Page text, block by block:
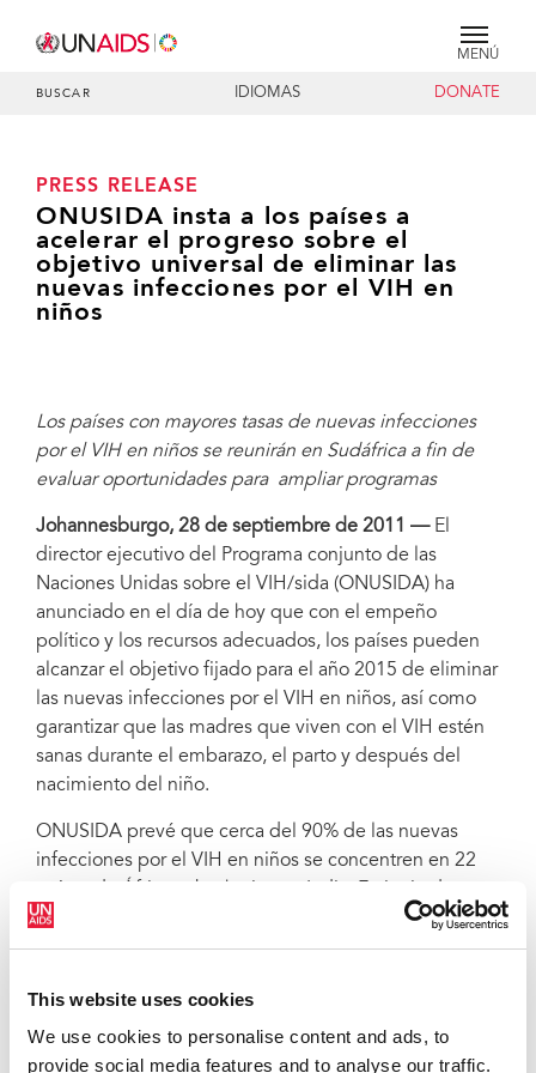
This website uses cookies
We use cookies to personalise content and ads, to
provide social media features and to analyse our traffic.
MENÚ
BUSCAR IDIOMAS DONATE
PRESS RELEASE
ONUSIDA insta a los países a
acelerar el progreso sobre el
objetivo universal de eliminar las
nuevas infecciones por el VIH en
niños
Los países con mayores tasas de nuevas infecciones
por el VIH en niños se reunirán en Sudáfrica a fin de
evaluar oportunidades para ampliar programas
Johannesburgo, 28 de septiembre de 2011 — El
director ejecutivo del Programa conjunto de las
Naciones Unidas sobre el VIH/sida (ONUSIDA) ha
anunciado en el día de hoy que con el empeño
político y los recursos adecuados, los países pueden
alcanzar el objetivo fijado para el año 2015 de eliminar
las nuevas infecciones por el VIH en niños, así como
garantizar que las madres que viven con el VIH estén
sanas durante el embarazo, el parto y después del
nacimiento del niño.
ONUSIDA prevé que cerca del 90% de las nuevas
infecciones por el VIH en niños se concentren en 22
2011 se lanzó un plan mundial para eliminar las
nuevas infecciones por el VIH en niños y para
durante la Reunión de alto nivel de las Naciones
Unidas sobre el sida. Dicho plan lo desarrolló el Plan
de Emergencia del Presidente de EE.UU. para paliar el